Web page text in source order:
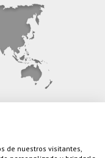
de nuestros visitantes,